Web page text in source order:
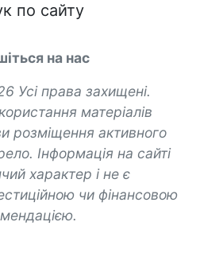
по сайту
на нас
Усі права захищені.
матеріалів
розміщення активного
Інформація на сайті
характер і не є
чи фінансовою